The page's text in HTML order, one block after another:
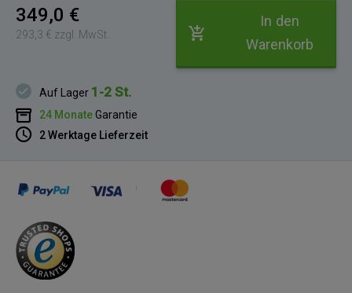
349,0 €
293,3 € zzgl. MwSt.
In den
Warenkorb
Auf Lager 1-2 St.
24 MonateGarantie
2 Werktage Lieferzeit